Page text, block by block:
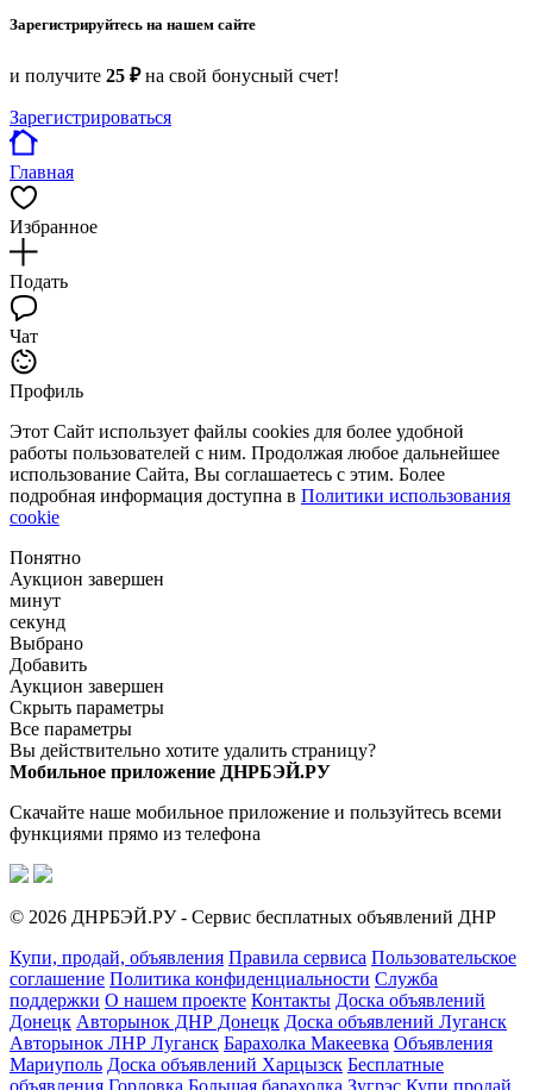
Зарегистрируйтесь на нашем сайте
и получите 25 ₽на свой бонусный счет!
Зарегистрироваться
Главная
Избранное
Подать
Чат
Профиль
Этот Сайт использует файлы cookies для более удобной
работы пользователей с ним. Продолжая любое дальнейшее
использование Сайта, Вы соглашаетесь с этим. Более
подробная информация доступна в Политики использования
cookie
Понятно
Аукцион завершен
минут
секунд
Выбрано
Добавить
Аукцион завершен
Скрыть параметры
Все параметры
Вы действительно хотите удалить страницу?
Мобильное приложение ДНРБЭЙ.РУ
Скачайте наше мобильное приложение и пользуйтесь всеми
функциями прямо из телефона
© 2026 ДНРБЭЙ.РУ - Сервис бесплатных объявлений ДНР
Купи, продай, объявления Правила сервиса Пользовательское
соглашение Политика конфиденциальности Служба
поддержки О нашем проекте Контакты Доска объявлений
Донецк Авторынок ДНР Донецк Доска объявлений Луганск
Авторынок ЛНР Луганск Барахолка Макеевка Объявления
Мариуполь Доска объявлений Харцызск Бесплатные
объявления Горловка Большая барахолка Зугрэс Купи продай